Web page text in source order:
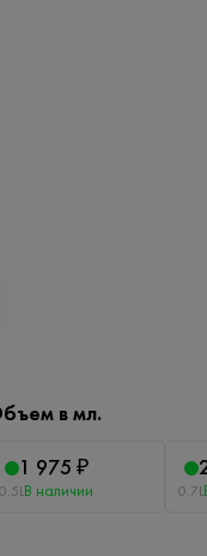
в мл.
1 975 ₽
0.5LВ наличии 0.7L